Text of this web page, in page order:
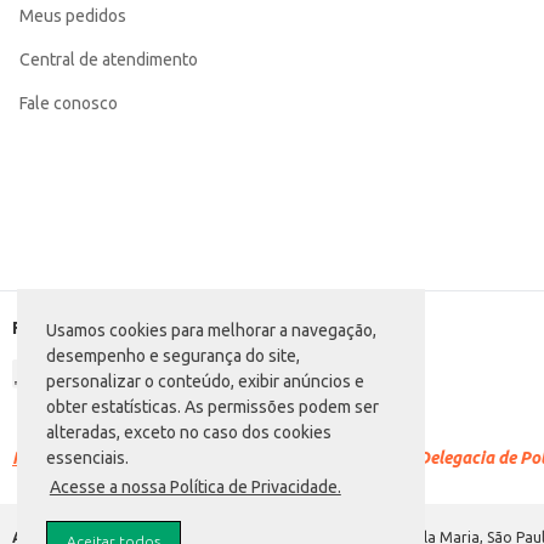
Usamos cookies para melhorar a navegação,
desempenho e segurança do site,
personalizar o conteúdo, exibir anúncios e
obter estatísticas. As permissões podem ser
alteradas, exceto no caso dos cookies
essenciais.
Acesse a nossa Política de Privacidade.
Aceitar todos
Conteúdo: 500g
Meus pedidos
Central de atendimento
Fale conosco
Formas de pagamento
Racismo é crime. Denuncie. Disque 100 ou procure a Delegacia de
Atacadão S.A. Avenida Morvan Dias de Figueiredo, 6169, Vila Maria, São